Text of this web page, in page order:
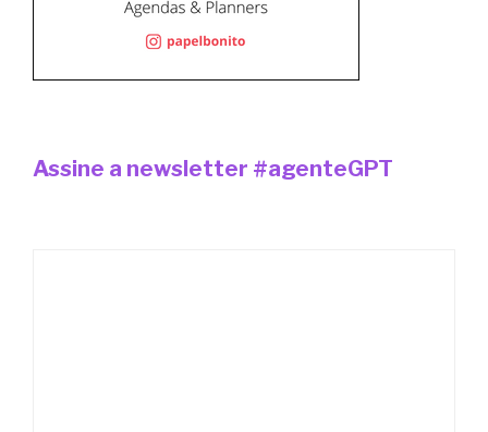
Assine a newsletter #agenteGPT